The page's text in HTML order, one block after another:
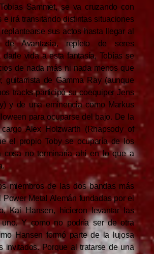
Sammet, se va cruzando con
e irá transitando distintas situaciones
sus actos hasta llegar al
de Avantasia, repleto de seres
darle vida a esta fantasía, Tobías se
de nada más ni nada menos que
guitarrista de Gamma Ray (aunque
tracks participó su coequiper Jens
y de una eminencia como Markus
para ocuparse del bajo. De la
Alex Holzwarth (Rhapsody of
el propio Toby se ocuparía de los
cosa no terminaría ahí en lo que a
miembros de las dos bandas más
Metal Alemán fundadas por el
Kai Hansen, hicieron levantar las
Y como no podría ser de otra
Hansen formó parte de la lujosa
invitados. Porque al tratarse de una